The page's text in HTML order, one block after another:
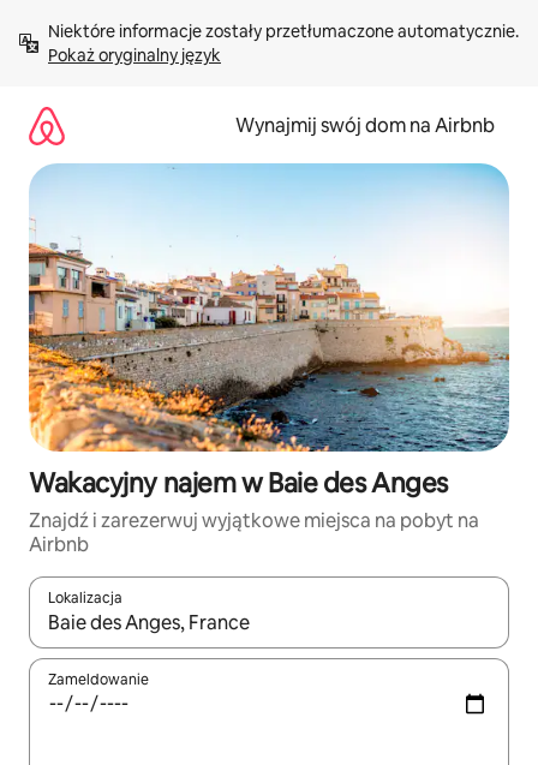
treści Pokaż oryginalny język
Wynajmij swój dom na Airbnb
Wakacyjny najem w Baie des Anges
Znajdź i zarezerwuj wyjątkowe miejsca na pobyt na
Airbnb
Lokalizacja
Gdy wyniki będą dostępne, możesz poruszać się po nich za
Zameldowanie